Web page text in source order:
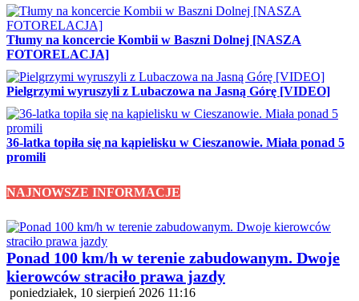
Tłumy na koncercie Kombii w Baszni Dolnej [NASZA
FOTORELACJA]
Pielgrzymi wyruszyli z Lubaczowa na Jasną Górę [VIDEO]
36-latka topiła się na kąpielisku w Cieszanowie. Miała ponad 5
promili
NAJNOWSZE INFORMACJE
Ponad 100 km/h w terenie zabudowanym. Dwoje
kierowców straciło prawa jazdy
poniedziałek, 10 sierpień 2026 11:16